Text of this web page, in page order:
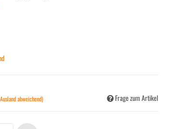
abweichend) Frage zum Artikel